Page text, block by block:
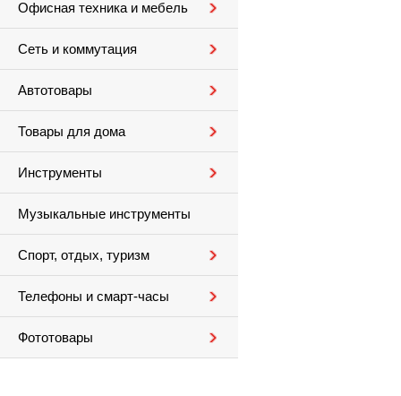
Офисная техника и мебель
Сеть и коммутация
Автотовары
Товары для дома
Инструменты
Музыкальные инструменты
Спорт, отдых, туризм
Телефоны и смарт-часы
Фототовары